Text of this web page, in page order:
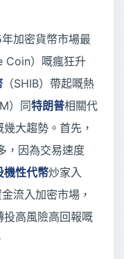
加密貨幣市場最
Coin）嘅瘋狂升
（SHIB）帶起嘅熱
）同特朗普相關代
大趨勢。首先，
，因為交易速度
機性代幣炒家入
流入加密市場，
投高風險高回報嘅